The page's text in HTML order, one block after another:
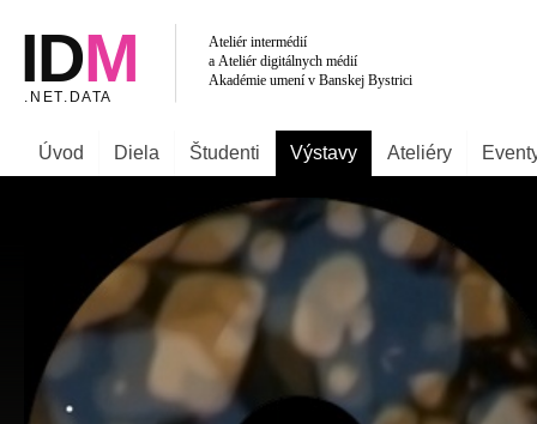
Úvod Diela Študenti Výstavy Ateliéry